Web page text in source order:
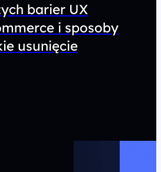
barier UX
i sposoby
usunięcie